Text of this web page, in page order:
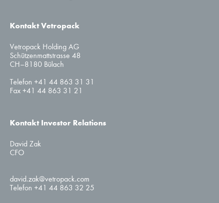
Kontakt Vetropack
Vetropack Holding AG
Schützenmattstrasse 48
CH–8180 Bülach
Telefon +41 44 863 31 31
Fax +41 44 863 31 21
Kontakt Investor Relations
David Zak
CFO
david.zak@vetropack.com
Telefon +41 44 863 32 25